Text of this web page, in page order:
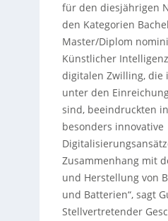
für den diesjährigen
den Kategorien
Master/Diplom
Künstlicher
digitalen Zwilling, die
unter den
sind, beeindruckten
besonders innovative
Zusammenhang mit
und Herstellung von
und Batterien“, sagt
Stellvertretender